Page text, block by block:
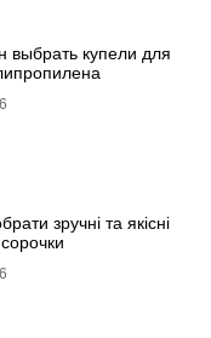
выбрать купели для
зручні та якісні
сорочки